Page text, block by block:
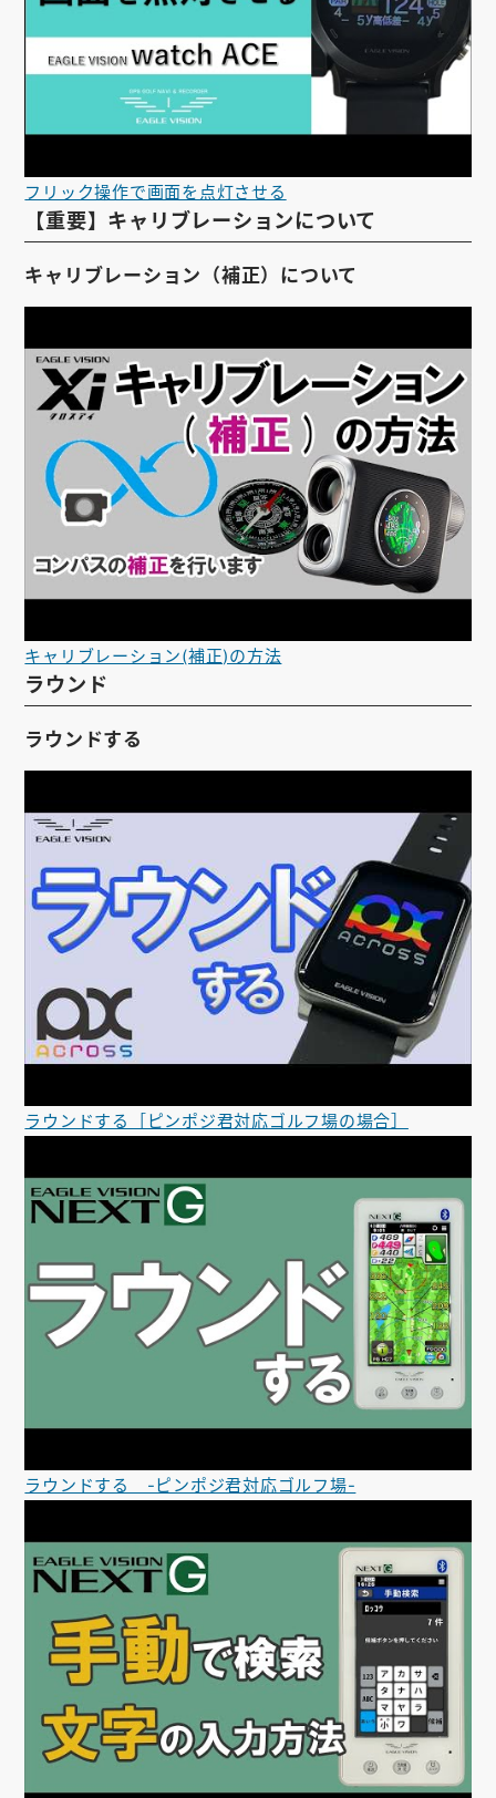
フリック操作で画面を点灯させる
【重要】キャリブレーションについて
キャリブレーション（補正）について
キャリブレーション(補正)の方法
ラウンド
ラウンドする
ラウンドする［ピンポジ君対応ゴルフ場の場合］
ラウンドする -ピンポジ君対応ゴルフ場-